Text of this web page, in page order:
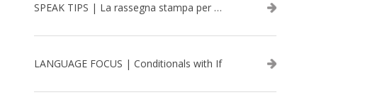
SPEAK TIPS | La rassegna stampa per migliorare l’inglese - luglio 2026
LANGUAGE FOCUS | Conditionals with If